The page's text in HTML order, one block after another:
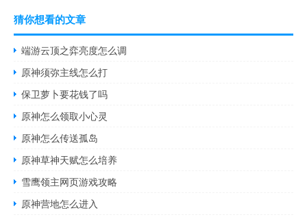
猜你想看的文章
端游云顶之弈亮度怎么调
原神须弥主线怎么打
保卫萝卜要花钱了吗
原神怎么领取小心灵
原神怎么传送孤岛
原神草神天赋怎么培养
雪鹰领主网页游戏攻略
原神营地怎么进入